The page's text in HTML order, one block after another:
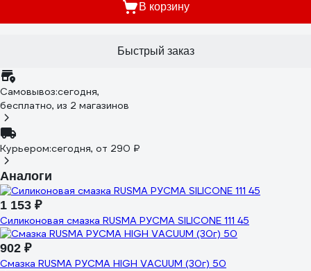
В корзину
Быстрый заказ
Самовывоз:сегодня,
бесплатно, из 2 магазинов
Курьером:сегодня, от 290 ₽
Аналоги
1 153 ₽
Силиконовая смазка RUSMA РУСМА SILICONE 111 45
902 ₽
Смазка RUSMA РУСМА HIGH VACUUM (30г) 50